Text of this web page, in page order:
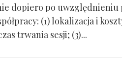
dopiero po uwzględnieniu
(1) lokalizacja i
trwania sesji; (3)...